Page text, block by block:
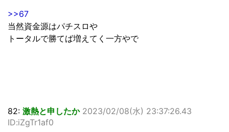
>>67
当然資金源はパチスロや
トータルで勝てば増えてく一方やで
82: 激熱と申したか 2023/02/08(水) 23:37:26.43
ID:iZgTr1af0